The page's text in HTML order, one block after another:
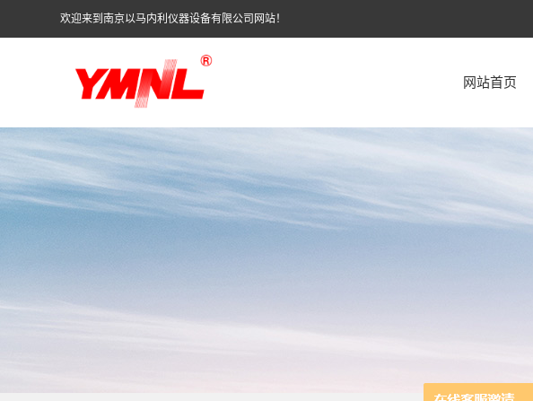
欢迎来到南京以马内利仪器设备有限公司网站！
网站首页